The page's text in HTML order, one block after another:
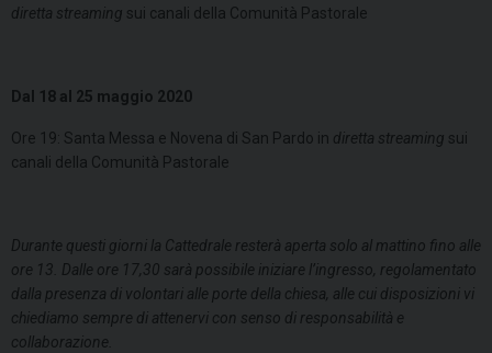
diretta streaming sui canali della Comunità Pastorale
Dal 18 al 25 maggio 2020
Ore 19: Santa Messa e Novena di San Pardo in diretta streaming sui
canali della Comunità Pastorale
Durante questi giorni la Cattedrale resterà aperta solo al mattino fino alle
ore 13. Dalle ore 17,30 sarà possibile iniziare l’ingresso, regolamentato
dalla presenza di volontari alle porte della chiesa, alle cui disposizioni vi
chiediamo sempre di attenervi con senso di responsabilità e
collaborazione.